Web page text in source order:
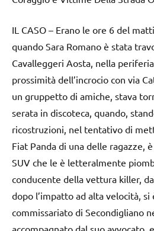
IL CASO – Erano le ore 6 del
quando Sara Romano è stata
Cavalleggeri Aosta, nella
prossimità dell’incrocio con via
un gruppetto di amiche, stava
serata in discoteca, quando,
ricostruzioni, nel tentativo di
Fiat Panda di una delle ragazze,
SUV che le è letteralmente
conducente della vettura killer,
dopo l’impatto ad alta velocità,
commissariato di Secondigliano